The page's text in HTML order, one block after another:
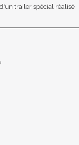
trailer spécial réalisé